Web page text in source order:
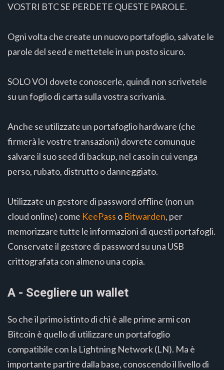
VOSTRI BTC SE PERDETE QUESTE PAROLE.
Ogni volta che create un nuovo portafoglio, salvate le
parole del seed e mettetele in un posto sicuro.
SOLO VOI dovete conoscerle, quindi non scrivetele
su un foglio di carta sulla vostra scrivania.
Anche se utilizzate un portafoglio hardware (che
firmerà le vostre transazioni) dovrete comunque
salvare il suo seed di backup, nel caso in cui venga
perso, rubato, distrutto o danneggiato.
Utilizzate un gestore di password offline (non un
cloud online) come KeePass o Bitwarden, per
memorizzare tutte le informazioni di questi portafogli.
Conservate il gestore di password su una USB
crittografata con almeno una copia.
A - Scegliere un wallet
So che il primo istinto di chi è alle prime armi con
Bitcoin è quello di utilizzare un portafoglio
compatibile con la Lightning Network (LN). Ma è
importante partire dalla base, conoscendo il livello di